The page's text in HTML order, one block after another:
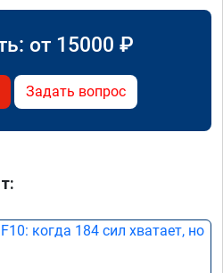
от 15000 ₽
Задать вопрос